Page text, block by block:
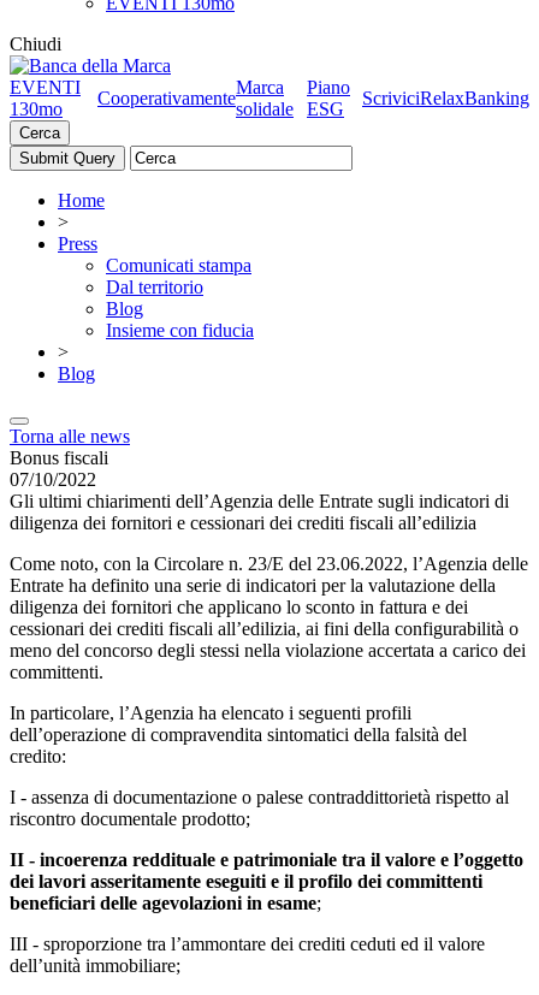
Chiudi
EVENTI
130mo
Cooperativamente
Marca
solidale
Piano
ESG
ScriviciRelaxBanking
Cerca
Home
>
Press
Comunicati stampa
Dal territorio
Blog
Insieme con fiducia
>
Blog
Torna alle news
Bonus fiscali
07/10/2022
Gli ultimi chiarimenti dell’Agenzia delle Entrate sugli indicatori di
diligenza dei fornitori e cessionari dei crediti fiscali all’edilizia
Come noto, con la Circolare n. 23/E del 23.06.2022, l’Agenzia delle
Entrate ha definito una serie di indicatori per la valutazione della
diligenza dei fornitori che applicano lo sconto in fattura e dei
cessionari dei crediti fiscali all’edilizia, ai fini della configurabilità o
meno del concorso degli stessi nella violazione accertata a carico dei
committenti.
In particolare, l’Agenzia ha elencato i seguenti profili
dell’operazione di compravendita sintomatici della falsità del
credito:
I - assenza di documentazione o palese contraddittorietà rispetto al
riscontro documentale prodotto;
II - incoerenza reddituale e patrimoniale tra il valore e l’oggetto
dei lavori asseritamente eseguiti e il profilo dei committenti
beneficiari delle agevolazioni in esame;
III - sproporzione tra l’ammontare dei crediti ceduti ed il valore
dell’unità immobiliare;